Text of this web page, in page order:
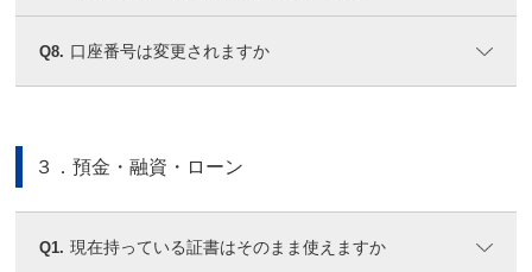
Q8. 口座番号は変更されますか
３．預金・融資・ローン
Q1. 現在持っている証書はそのまま使えますか